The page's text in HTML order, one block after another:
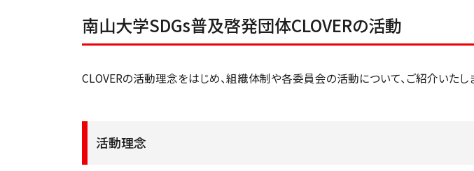
南山大学SDGs普及啓発団体CLOVERの活動
CLOVERの活動理念をはじめ、組織体制や各委員会の活動について、ご紹介いたし
活動理念